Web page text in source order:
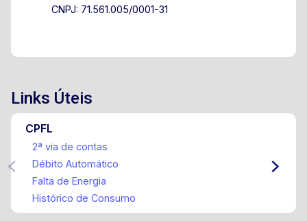
CNPJ: 71.561.005/0001-31
Links Úteis
CPFL
2ª via de contas
Débito Automático
Falta de Energia
Histórico de Consumo